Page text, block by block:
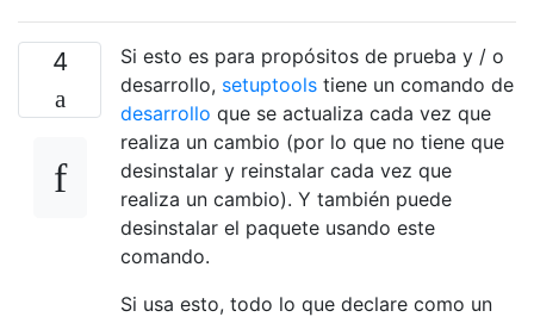
4
Si esto es para propósitos de prueba y / o
desarrollo, setuptools tiene un comando de
desarrollo que se actualiza cada vez que
realiza un cambio (por lo que no tiene que
desinstalar y reinstalar cada vez que
realiza un cambio). Y también puede
desinstalar el paquete usando este
comando.
Si usa esto, todo lo que declare como un